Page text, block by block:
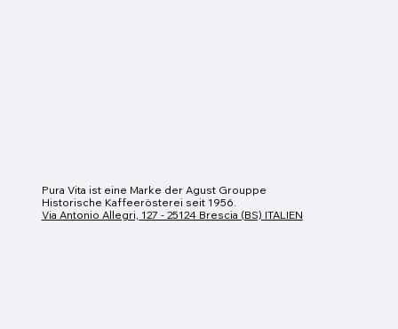
Pura Vita ist eine Marke der Agust Grouppe
Historische Kaffeerösterei seit 1956.
Via Antonio Allegri, 127 - 25124 Brescia (BS) ITALIEN